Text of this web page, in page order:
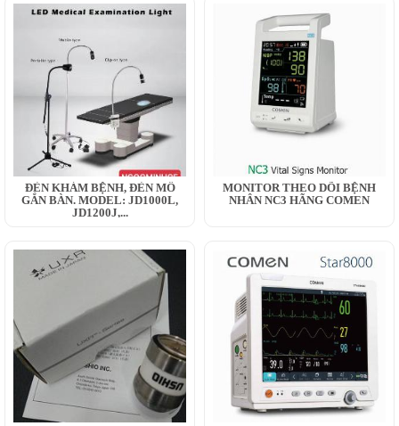
ĐÈN KHÁM BỆNH, ĐÈN MỔ
GẮN BÀN. MODEL: JD1000L,
JD1200J,...
MONITOR THEO DÕI BỆNH
NHÂN NC3 HÃNG COMEN